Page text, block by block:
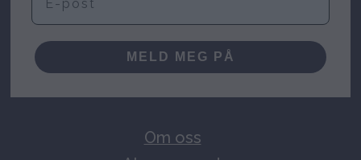
MELD MEG PÅ
Om oss